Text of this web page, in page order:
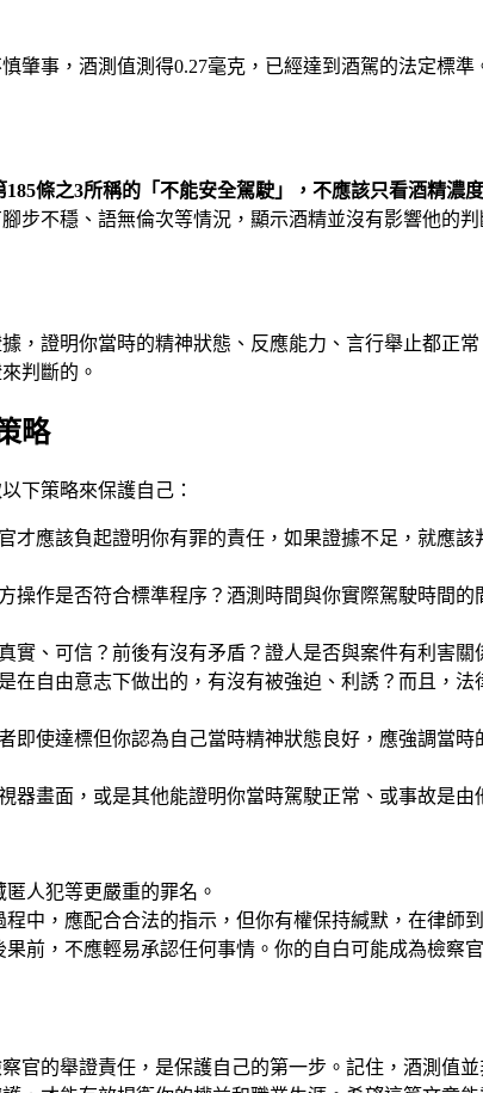
肇事，酒測值測得0.27毫克，已經達到酒駕的法定標
185條之3所稱的「不能安全駕駛」，不應該只看酒精濃
步不穩、語無倫次等情況，顯示酒精並沒有影響他的
，證明你當時的精神狀態、反應能力、言行舉止都正
判斷的。
略
下策略來保護自己：
才應該負起證明你有罪的責任，如果證據不足，就應該
操作是否符合標準程序？酒測時間與你實際駕駛時間
實、可信？前後有沒有矛盾？證人是否與案件有利害關
在自由意志下做出的，有沒有被強迫、利誘？而且，
即使達標但你認為自己當時精神狀態良好，應強調當
器畫面，或是其他能證明你當時駕駛正常、或事故是由
人犯等更嚴重的罪名。
程中，應配合合法的指示，但你有權保持緘默，在律師
前，不應輕易承認任何事情。你的自白可能成為檢察
官的舉證責任，是保護自己的第一步。記住，酒測值